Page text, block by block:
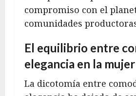
compromiso con el
comunidades
El equilibrio entre
elegancia en la
La dicotomía entre